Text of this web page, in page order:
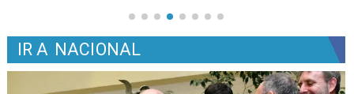
IR A NACIONAL